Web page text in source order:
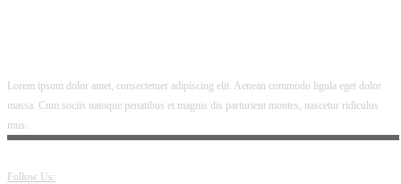
Lorem ipsum dolor amet, consectetuer adipiscing elit. Aenean commodo ligula eget dolor
massa. Cum sociis natoque penatibus et magnis dis parturient montes, nascetur ridiculus
mus.
Follow Us: